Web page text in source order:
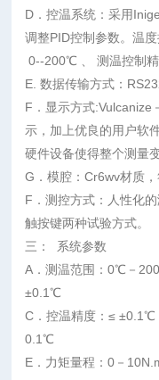
D．控温系统：采用
调整PID控制参数。温
0--200℃ 、 测温控制
E. 数据传输方式：
F．显示方式:Vulcanize
示，加上优良的用户软
硬件设备使得整个测量
G．模腔：Cr6wv材质
F．测控方式：人性化
触按键两种试验方式。
三： 系统参数
A．测温范围：
±0.1℃
C．控温精度：≤
0.1℃
E．力矩量程：0－